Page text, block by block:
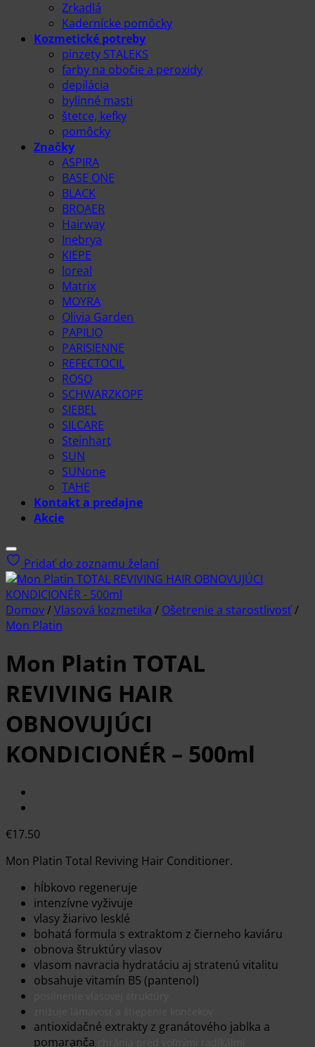
Zrkadlá
Kadernícke pomôcky
Kozmetické potreby
pinzety STALEKS
farby na obočie a peroxidy
depilácia
bylinné masti
štetce, kefky
pomôcky
Značky
ASPIRA
BASE ONE
BLACK
BROAER
Hairway
Inebrya
KIEPE
loreal
Matrix
MOYRA
Olivia Garden
PAPILIO
PARISIENNE
REFECTOCIL
ROSO
SCHWARZKOPF
SIEBEL
SILCARE
Steinhart
SUN
SUNone
TAHE
Kontakt a predajne
Akcie
Pridať do zoznamu želaní
Domov/Vlasová kozmetika / Ošetrenie a starostlivosť/
Mon Platin
Mon Platin TOTAL
REVIVING HAIR
OBNOVUJÚCI
KONDICIONÉR – 500ml
€17.50
Mon Platin Total Reviving Hair Conditioner.
hĺbkovo regeneruje
intenzívne vyživuje
vlasy žiarivo lesklé
bohatá formula s extraktom z čierneho kaviáru
obnova štruktúry vlasov
vlasom navracia hydratáciu aj stratenú vitalitu
obsahuje vitamín B5 (pantenol)
antioxidačné extrakty z granátového jablka a
pomaranča